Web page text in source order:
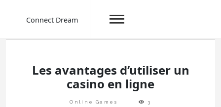
Connect Dream
Les avantages d’utiliser un
casino en ligne
Online Games 3